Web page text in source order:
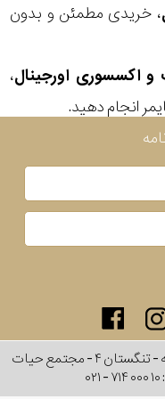
، خریدی مطمئن و بدون
،
انجام دهید.
آدرس: تهران - خ پاسداران - رو به روی اقدسیه - تنگستان ۴ - مجتمع حیات
۰۲۱ - ۷۱۴ ۰۰۰ ۱۰